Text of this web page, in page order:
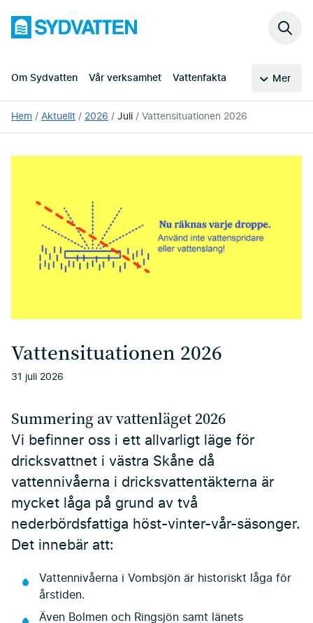
huvudinnehållet
Sydvatten
Om Sydvatten Vår verksamhet Vattenfakta Mer
Sök
Du
är
Hem Aktuellt 2026 Juli Vattensituationen 2026
Vattensituationen 2026
31 juli 2026
Summering av vattenläget 2026
Vi befinner oss i ett allvarligt läge för
dricksvattnet i västra Skåne då
vattennivåerna i dricksvattentäkterna är
mycket låga på grund av två
nederbördsfattiga höst-vinter-vår-säsonger.
Det innebär att:
Vattennivåerna i Vombsjön är historiskt låga för
årstiden.
Även Bolmen och Ringsjön samt länets